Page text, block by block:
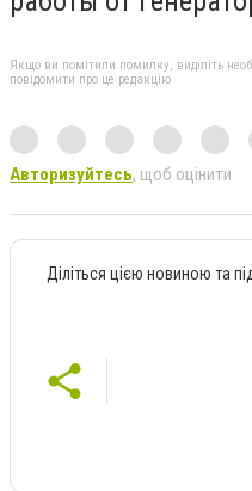
Якщо ви помітили помилку, виділіть
повідомити про це редакцію
Авторизуйтесь, щоб оцінити
Діліться цією новиною та